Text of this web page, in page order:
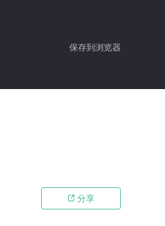
保存到浏览器
 分享